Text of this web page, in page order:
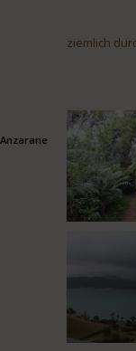
ziemlich